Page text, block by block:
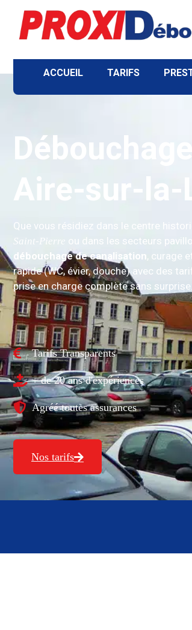
ACCUEIL TARIFS
Aire-sur-la-
Que vous résidiez dans le centre
Saint-Pierre ou dans les secteurs
débouchage de canalisation, curage
rapide (WC, évier, douche) avec des
prise en charge complète sans surprise.
Tarifs Transparents
+ de 20 ans d'expériences
Agréé toutes assurances
Nos tarifs